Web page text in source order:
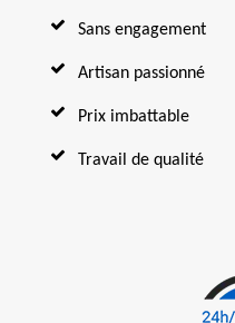
Sans engagement
Artisan passionné
Prix imbattable
Travail de qualité